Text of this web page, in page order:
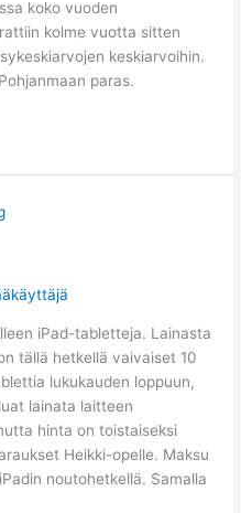
koko vuoden
kolme vuotta sitten
keskiarvoihin.
paras.
iPad-tabletteja. Lainasta
tällä hetkellä vaivaiset 10
lukukauden loppuun,
lainata laitteen
hinta on toistaiseksi
Heikki-opelle. Maksu
noutohetkellä. Samalla